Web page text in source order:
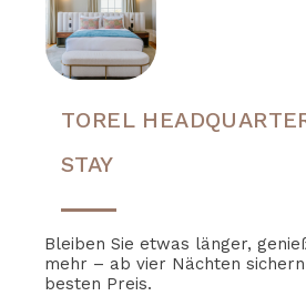
TOREL
STAY
Bleiben Sie etwas länger,
mehr – ab vier Nächten
besten Preis.